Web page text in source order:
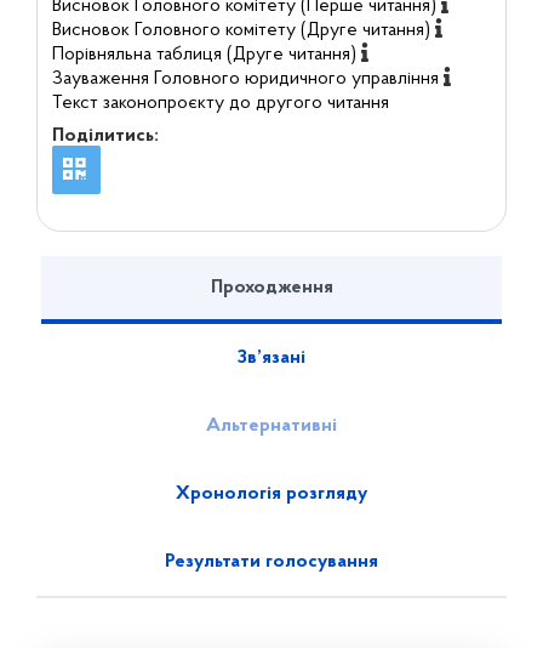
Висновок Головного комітету (Перше читання)
Висновок Головного комітету (Друге читання)
Порівняльна таблиця (Друге читання)
Зауваження Головного юридичного управління
Текст законопроєкту до другого читання
Поділитись:
Проходження
Зв’язані
Альтернативні
Хронологія розгляду
Результати голосування